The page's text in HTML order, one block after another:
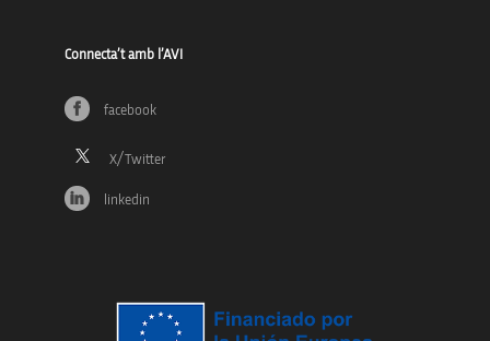
Connecta’t amb l’AVI
facebook
linkedin